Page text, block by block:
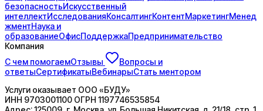
безопасностьИскусственный
интеллектИсследованияКонсалтингКонтентМаркетингМенед
жментНаука и
образованиеОфисПоддержкаПредпринимательство
Компания
С чем помогаемОтзывы
Вопросы и
ответыСертификатыВебинарыСтать ментором
Услуги оказывает ООО «БУДУ»
ИНН 9703001100 ОГРН 1197746535854